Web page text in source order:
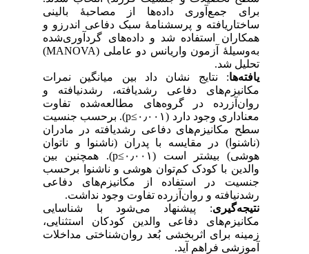
برای جمع‌آوری داده‌ها از مصاحبهٔ بالینی
ساختاریافته و پرسشنامهٔ سبک دفاعی اندرزو و
همکاران استفاده شد و داده‌های گردآوری‌شده
به‌وسیلهٔ آزمون واریانس دو عاملی (MANOVA)
تحلیل شد.
یافته‌ها: نتایج نشان داد بین میانگین نمرات
مکانیزم‌های دفاعی رشدیافته، رشدنیافته و
روان‌‌آزرده در گروه‌های مطالعه‌شده تفاوت
معنا‌داری وجود دارد (۰٫۰۰۱≥p). برحسب جنسیت
سطح مکانیزم‌های دفاعی رشدیافته در مادران
(ناشنوا) در مقایسه با پدران (ناشنوا و ناتوان
هوشی) بیشتر است (۰٫۰۰۱≥p). همچنین بین
والدین با کودک کم‌توان هوشی و ناشنوا برحسب
جنسیت در استفاده از مکانیزم‌های دفاعی
رشدنیافته و روان‌آزرده تفاوت وجود نداشت.
نتیجه‌گیری: پیشنهاد می‌شود با شناسایی
مکانیزم‌های دفاعی والدین کودکان استثنایی،
زمینه برای اثربخشی بُعد روان‌شناختی مداخلات
آموزشی فراهم آید.